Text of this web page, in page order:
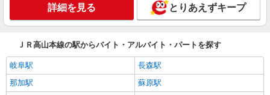
詳細を見る とりあえずキープ
ＪＲ高山本線の駅からバイト・アルバイト・パートを探す
岐阜駅
長森駅
那加駅
蘇原駅